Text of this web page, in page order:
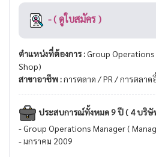
- ( ดูใบสมัคร )
ตำแหน่งที่ต้องการ :Group
Shop)
สาขาอาชีพ :การตลาด / PR / การตลาด
ประสบการณ์ทั้งหมด 9 ปี ( 4 บริษั
- Group Operations Manager (
- มกราคม 2009